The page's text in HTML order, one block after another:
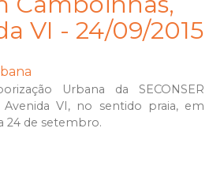
VI - 24/09/2015
Urbana da SECONSER
VI, no sentido praia, em
24 de setembro.